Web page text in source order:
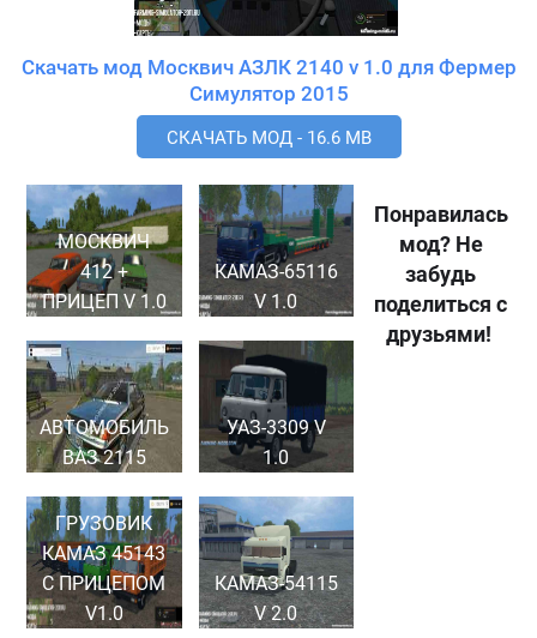
Скачать мод Москвич АЗЛК 2140 v 1.0 для Фермер
Симулятор 2015
СКАЧАТЬ МОД - 16.6 MB
МОСКВИЧ
412 +
ПРИЦЕП V 1.0
КАМАЗ-65116
V 1.0
АВТОМОБИЛЬ
ВАЗ 2115
УАЗ-3309 V
1.0
ГРУЗОВИК
КАМАЗ 45143
С ПРИЦЕПОМ
V1.0
КАМАЗ-54115
V 2.0
Понравилась
мод? Не
забудь
поделиться с
друзьями!